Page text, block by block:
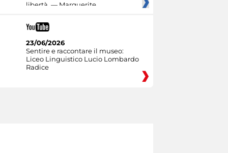
libertà. — Marguerite
23/06/2026
Sentire e raccontare il museo:
Liceo Linguistico Lucio Lombardo
Radice